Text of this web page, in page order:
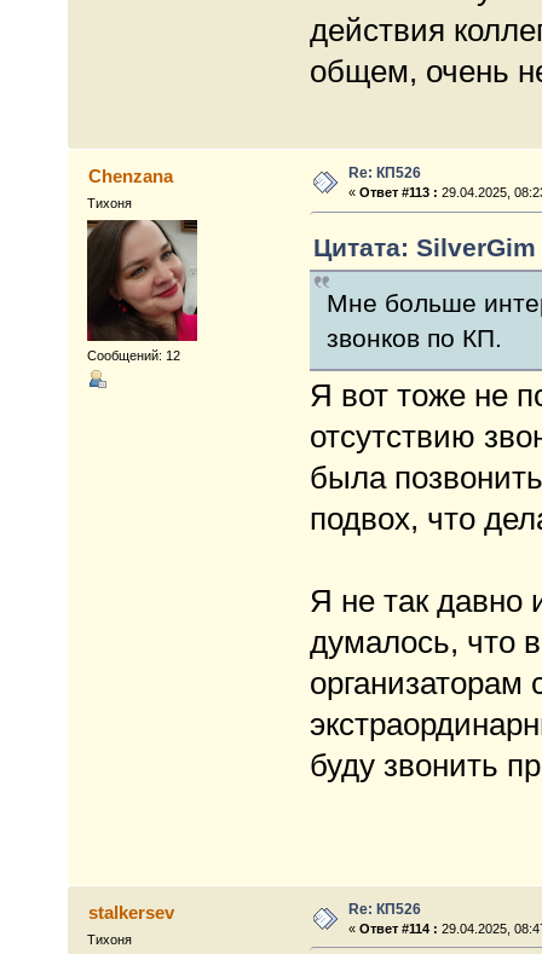
действия
общем, очень
Chenzana
Тихоня
Сообщений: 12
Re: КП526
«Ответ #113 : 29.04.2025,
Цитата: SilverGim
Мне больше
звонков по КП.
Я вот тоже не
отсутствию
была
подвох, что
Я не так давно
думалось, что
организаторам
буду звонить
stalkersev
Тихоня
Re: КП526
«Ответ #114 : 29.04.2025,